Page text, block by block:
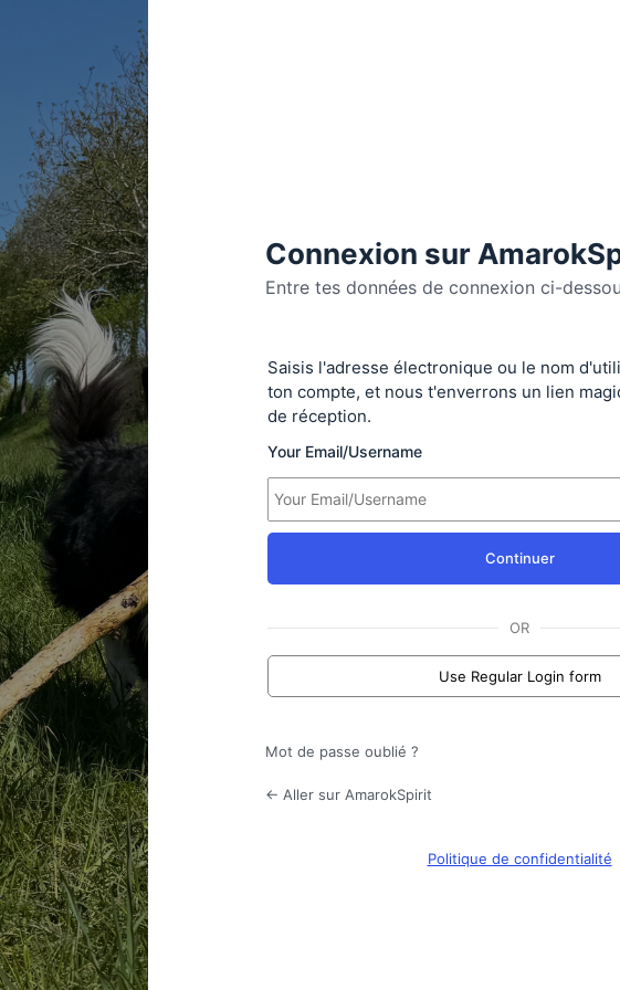
Connexion sur
Entre tes données de connexion ci-
Se
connecter
Saisis l'adresse électronique ou le nom
ton compte, et nous t'enverrons un lien
de réception.
Your Email/Username
Continuer
OR
Use Regular Login form
Mot de passe oublié ?
← Aller sur AmarokSpirit
Politique de confidentialité